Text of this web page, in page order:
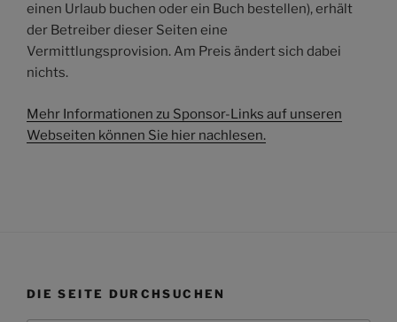
einen Urlaub buchen oder ein Buch bestellen), erhält
der Betreiber dieser Seiten eine
Vermittlungsprovision. Am Preis ändert sich dabei
nichts.
Mehr Informationen zu Sponsor-Links auf unseren
Webseiten können Sie hier nachlesen.
DIE SEITE DURCHSUCHEN